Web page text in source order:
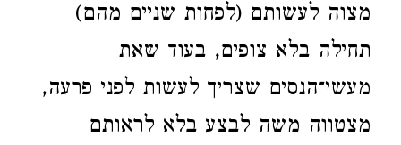
מצוה לעשותם (לפחות שניים מהם)
תחילה בלא צופים, בעוד שאת
מעשי־הנסים שצריך לעשות לפני פרעה,
מצטווה משה לבצע בלא לראותם